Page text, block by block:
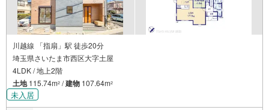
川越線 「指扇」駅 徒歩20分
埼玉県さいたま市西区大字土屋
4LDK / 地上2階
土地115.74m2 /建物 107.64m2
未入居